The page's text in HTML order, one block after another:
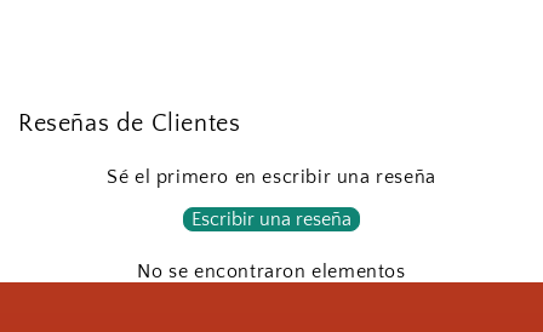
Reseñas de Clientes
Sé el primero en escribir una reseña
Escribir una reseña
No se encontraron elementos